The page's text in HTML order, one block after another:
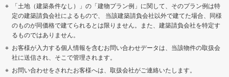
「土地（建築条件なし）」の「建物プラン例」に関して、そのプラン例は特
定の建築請負会社によるもので、 当該建築請負会社以外で建てた場合、同様
のものが同価格で建てられるとは限りません。また、建築請負会社を特定す
るものではありません。
お客様が入力する個人情報を含むお問い合わせデータは、当該物件の取扱会
社に送信され、そこで管理されます。
お問い合わせをされたお客様へは、取扱会社がご連絡いたします。